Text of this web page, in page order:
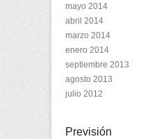
mayo 2014
abril 2014
marzo 2014
enero 2014
septiembre 2013
agosto 2013
julio 2012
Previsión